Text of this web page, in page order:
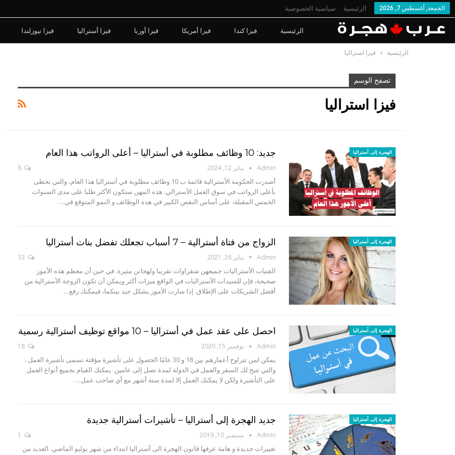
الجمعة, أغسطس 7, 2026 الرئيسية سياسية الخصوصية
الرئيسية فيزا كندا فيزا أمريكا فيزا أوربا فيزا أستراليا فيزا نيوزلندا
الرئيسية فيزا استراليا
تصفح الوسم
فيزا استراليا
الهجرة إلى أستراليا جديد: 10 وظائف مطلوبة في أستراليا – أعلى الرواتب هذا العام
Admin يناير 12, 2024 8
أصدرت الحكومة الأسترالية قائمة ب 10 وظائف مطلوبة في أستراليا هذا العام، والتي تحظى
بأعلى الرواتب في سوق العمل الأسترالي. هذه المهن ستكون الأكثر طلبا على مدى السنوات
الخمس المقبلة، على أساس النقص الكبير في هذه الوظائف و النمو المتوقع في…
الهجرة إلى أستراليا الزواج من فتاة أسترالية – 7 أسباب تجعلك تفضل بنات أستراليا
Admin يناير 26, 2021
الفتيات الأستراليات جميعهن شقراوات تقريبا ولهجاتن مثيرة. في حين أن معظم هذه الأمور
صحيحة، فإن للسيدات الأستراليات في الواقع ميزات أكثر ويمكن أن تكون الزوجة الأسترالية من
أفضل الشريكات على الإطلاق. إذا سارت الأمور بشكل جيد بينكما، فيمكنك رفع…
الهجرة إلى أستراليا احصل على عقد عمل في أستراليا – 10 مواقع توظيف أسترالية رسمية
Admin نوفمبر 15, 2020 18
يمكن لمن تتراوح أعمارهم بين 18 و 30 عامًا الحصول على تأشيرة مؤقتة تسمى تأشيرة العمل ،
والتي تتيح لك السفر والعمل في الدولة لمدة تصل إلى عامين. يمكنك القيام بجميع أنواع العمل
على التأشيرة ولكن لا يمكنك العمل إلا لمدة ستة أشهر مع أي صاحب عمل.…
الهجرة إلى أستراليا جديد الهجرة إلى أستراليا – تأشيرات أسترالية جديدة
Admin سبتمبر 10, 2019
تغييرات جديدة و هامة عرفها قانون الهجرة الى أستراليا ابتداء من شهر يوليو الماضي. العديد من